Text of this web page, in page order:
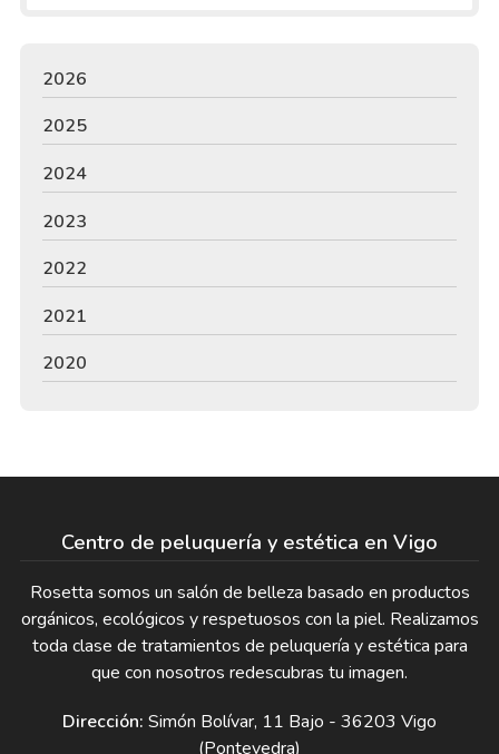
2026
2025
2024
2023
2022
2021
2020
Centro de peluquería y estética en Vigo
Rosetta somos un salón de belleza basado en productos
orgánicos, ecológicos y respetuosos con la piel. Realizamos
toda clase de tratamientos de peluquería y estética para
que con nosotros redescubras tu imagen.
Dirección: Simón Bolívar, 11 Bajo - 36203 Vigo
(Pontevedra)